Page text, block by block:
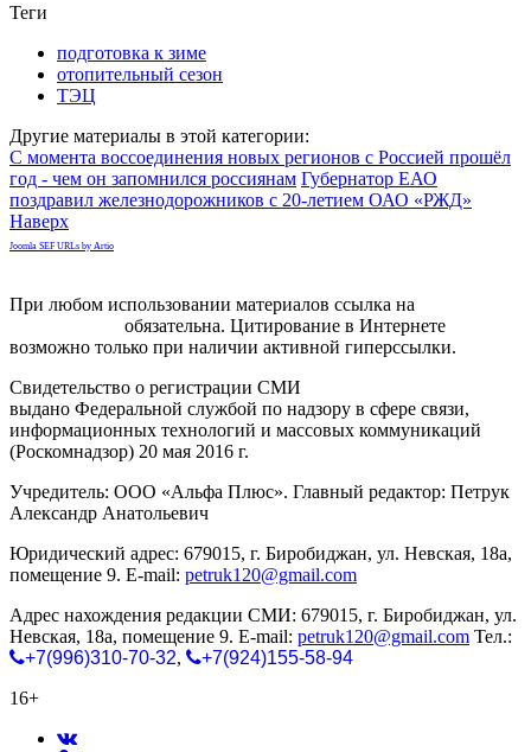
Теги
подготовка к зиме
отопительный сезон
ТЭЦ
Другие материалы в этой категории:
С момента воссоединения новых регионов с Россией прошёл
год - чем он запомнился россиянам Губернатор ЕАО
поздравил железнодорожников с 20-летием ОАО «РЖД»
Наверх
Joomla SEF URLs by Artio
При любом использовании материалов ссылка на
обязательна. Цитирование в Интернете
возможно только при наличии активной гиперссылки.
Свидетельство о регистрации СМИ
выдано Федеральной службой по надзору в сфере связи,
информационных технологий и массовых коммуникаций
(Роскомнадзор) 20 мая 2016 г.
Учредитель: ООО «Альфа Плюс». Главный редактор: Петрук
Александр Анатольевич
Юридический адрес: 679015, г. Биробиджан, ул. Невская, 18а,
помещение 9. E-mail: petruk120@gmail.com
Адрес нахождения редакции СМИ: 679015, г. Биробиджан, ул.
Невская, 18а, помещение 9. E-mail: petruk120@gmail.com Тел.:
+7(996)310-70-32,
+7(924)155-58-94
16+